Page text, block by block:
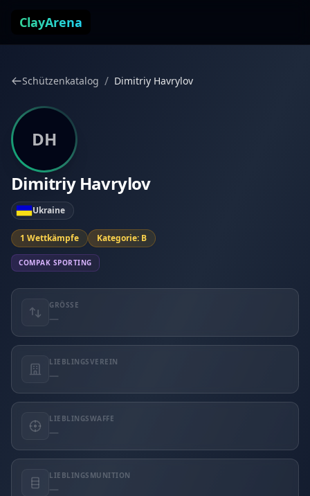
ClayArena
Schützenkatalog / Dimitriy Havrylov
DH
Dimitriy Havrylov
Ukraine
1 Wettkämpfe Kategorie: B
COMPAK SPORTING
GRÖSSE
—
LIEBLINGSVEREIN
—
LIEBLINGSWAFFE
—
LIEBLINGSMUNITION
—